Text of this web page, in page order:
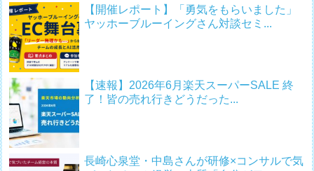
【開催レポート】「勇気をもらいました」
ヤッホーブルーイングさん対談セミ...
【速報】2026年6月楽天スーパーSALE 終
了！皆の売れ行きどうだった...
長崎心泉堂・中島さんが研修×コンサルで気